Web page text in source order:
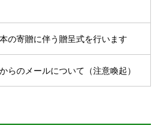
の寄贈に伴う贈呈式を行います
らのメールについて（注意喚起）